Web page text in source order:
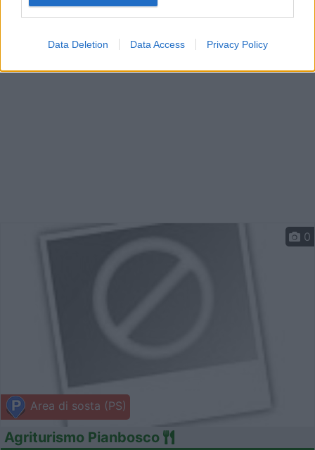
Data Deletion Data Access Privacy Policy
Peveragno (CN) - 62.5km
Via Vecchia di Santa Margherita n° 5
Area di sosta (PS)
0
Agriturismo Pianbosco